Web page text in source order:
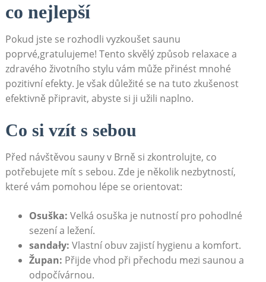
co nejlepší
Pokud jste se rozhodli vyzkoušet saunu
poprvé,gratulujeme! Tento skvělý způsob relaxace a
zdravého životního stylu vám může přinést mnohé
pozitivní efekty. Je však důležité se na tuto zkušenost
efektivně připravit, abyste si ji užili naplno.
Co si vzít s sebou
Před návštěvou sauny v Brně si zkontrolujte, co
potřebujete mít s sebou. Zde je několik nezbytností,
které vám pomohou lépe se orientovat:
Osuška: Velká osuška je nutností pro pohodlné
sezení a ležení.
sandały: Vlastní obuv zajistí hygienu a komfort.
Župan: Přijde vhod při přechodu mezi saunou a
odpočívárnou.